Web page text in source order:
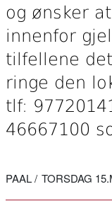
og ønsker
innenfor
tilfellene
ringe den
tlf:
46667100
PAAL TORSDAG